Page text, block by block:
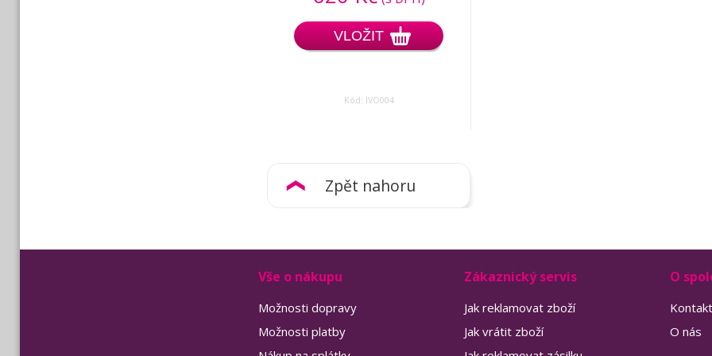
VLOŽIT
Kód: IVO004
Zpět nahoru
Vše o nákupu
Možnosti dopravy
Možnosti platby
Zákaznický servis
Jak reklamovat zboží
Jak vrátit zboží
O
O nás